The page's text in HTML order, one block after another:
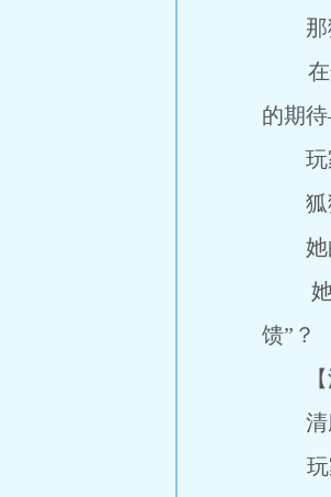
那狐
在这
的期
玩家
狐狸
她的
她的
馈”？
【
清脆
玩家